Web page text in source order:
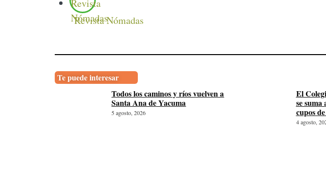
Revista Nómadas
Te puede interesar
Todos los caminos y ríos vuelven a
Santa Ana de Yacuma
5 agosto, 2026
El
se
cupos
4 agosto,